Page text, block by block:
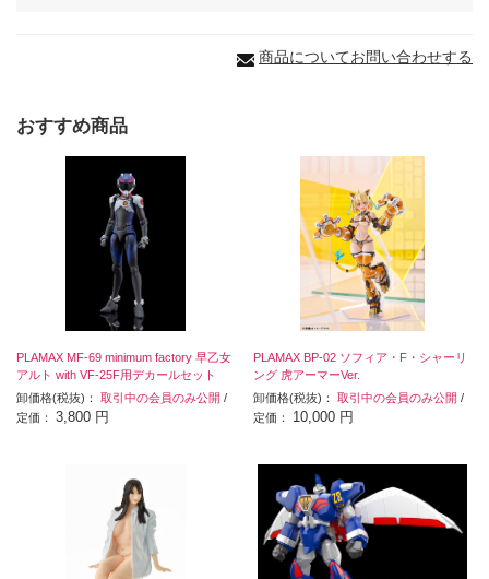
商品についてお問い合わせする
おすすめ商品
PLAMAX MF-69 minimum factory 早乙女
アルト with VF-25F用デカールセット
卸価格(税抜)： 取引中の会員のみ公開 /
定価： 3,800 円
PLAMAX BP-02 ソフィア・F・シャーリ
ング 虎アーマーVer.
卸価格(税抜)：取引中の会員のみ公開 /
定価： 10,000 円